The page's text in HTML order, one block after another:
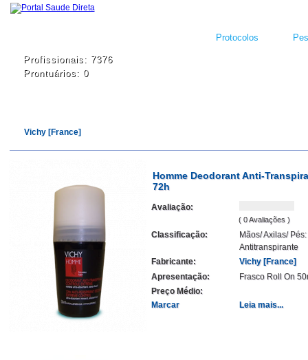
Protocolos
Profissionais: 7376
Prontuários: 0
Vichy [France]
Homme Deodorant Anti-
72h
Avaliação:
( 0 Avaliações )
Classificação:
Mãos/ Axilas/ Pés:
Antitranspirante
Fabricante:
Vichy [France]
Apresentação:
Frasco Roll On
Preço Médio:
Marcar
Leia mais...